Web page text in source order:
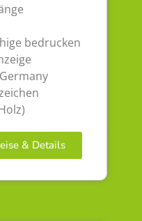
bedrucken
& Details